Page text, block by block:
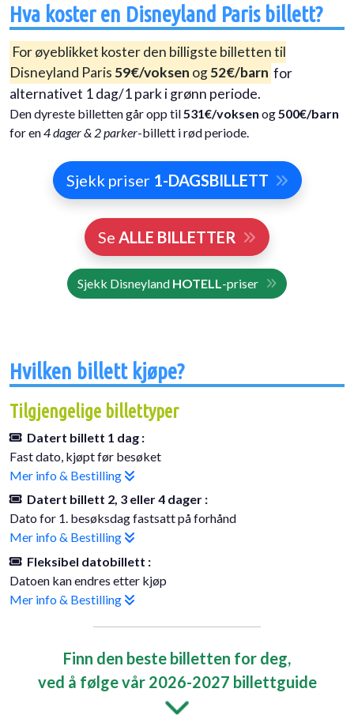
Hva koster en Disneyland Paris billett?
For øyeblikket koster den billigste billetten til
Disneyland Paris 59€/voksen og52€/barn for
alternativet 1 dag/1 park i grønn periode.
Den dyreste billetten går opp til 531€/voksen og 500€/barn
for en4 dager & 2 parker-billett i rød periode.
Sjekk priser 1-DAGSBILLETT
Se ALLE BILLETTER
Sjekk Disneyland HOTELL -priser
Hvilken billett kjøpe?
Tilgjengelige billettyper
Datert billett 1 dag :
Fast dato, kjøpt før besøket
Mer info & Bestilling
Datert billett 2, 3 eller 4 dager :
Dato for 1. besøksdag fastsatt på forhånd
Mer info & Bestilling
Fleksibel datobillett :
Datoen kan endres etter kjøp
Mer info & Bestilling
Finn den beste billetten for deg,
ved å følge vår 2026-2027 billettguide